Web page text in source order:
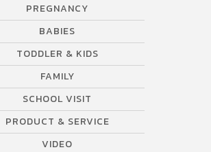
PREGNANCY
BABIES
TODDLER & KIDS
FAMILY
SCHOOL VISIT
PRODUCT & SERVICE
VIDEO